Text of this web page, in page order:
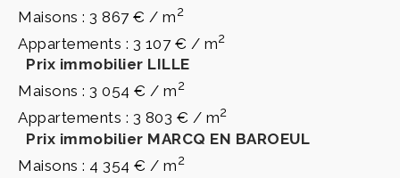
Maisons : 3 867 € / m2
Appartements : 3 107 € / m2
Prix immobilier LILLE
Maisons : 3 054 € / m2
Appartements : 3 803 € / m2
Prix immobilier MARCQ EN BAROEUL
Maisons : 4 354 € / m2